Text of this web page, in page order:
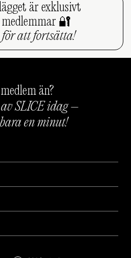
är exklusivt
🔐
för att fortsätta!
än?
SLICE idag –
en minut!